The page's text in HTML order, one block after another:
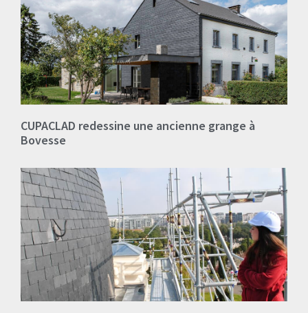
CUPACLAD redessine une ancienne grange à
Bovesse